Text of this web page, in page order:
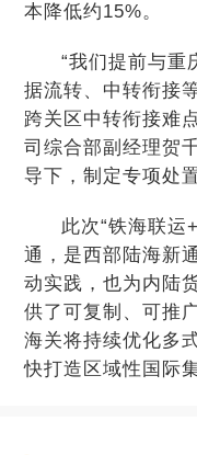
本降低约15%。
“我们提前与重
据流转、中转衔接
跨关区中转衔接难
司综合部副经理贺
导下，制定专项处
此次“铁海联运
通，是西部陆海新
动实践，也为内陆
供了可复制、可推
海关将持续优化多
快打造区域性国际